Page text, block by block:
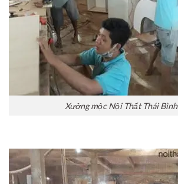
Xưởng mộc Nội Thất Thái Bình